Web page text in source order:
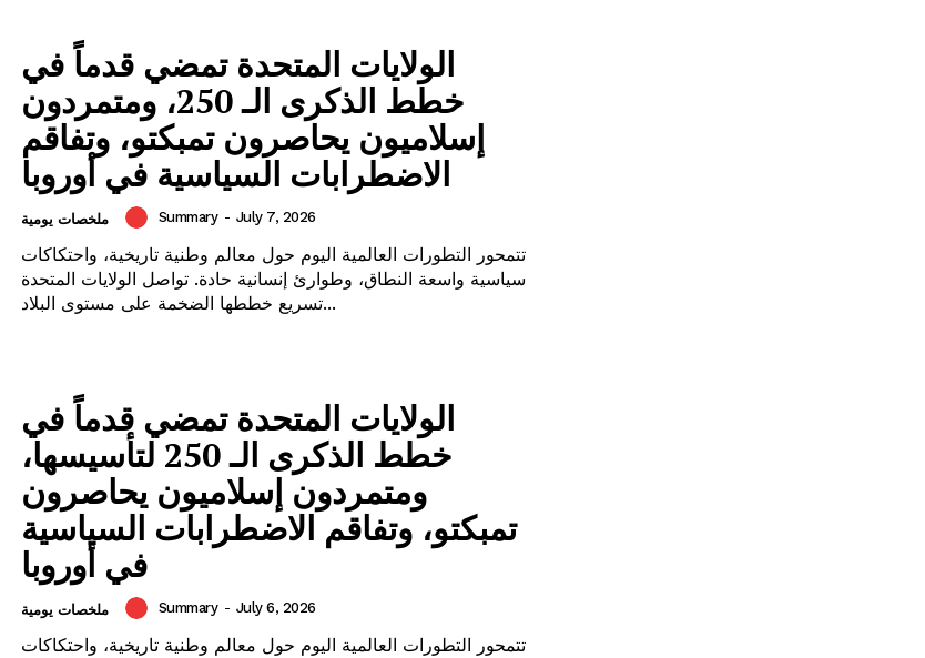
الولايات المتحدة تمضي قدماً في
خطط الذكرى الـ 250، ومتمردون
إسلاميون يحاصرون تمبكتو، وتفاقم
الاضطرابات السياسية في أوروبا
ملخصات يومية Summary - July 7, 2026
تتمحور التطورات العالمية اليوم حول معالم وطنية تاريخية، واحتكاكات
سياسية واسعة النطاق، وطوارئ إنسانية حادة. تواصل الولايات المتحدة
تسريع خططها الضخمة على مستوى البلاد...
الولايات المتحدة تمضي قدماً في
خطط الذكرى الـ 250 لتأسيسها،
ومتمردون إسلاميون يحاصرون
تمبكتو، وتفاقم الاضطرابات السياسية
في أوروبا
ملخصات يومية Summary - July 6, 2026
تتمحور التطورات العالمية اليوم حول معالم وطنية تاريخية، واحتكاكات